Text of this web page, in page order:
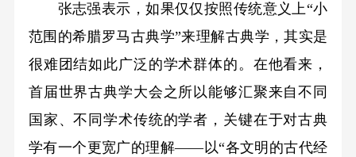
张志强表示，如果仅仅按照传统意义上“小
范围的希腊罗马古典学”来理解古典学，其实是
很难团结如此广泛的学术群体的。在他看来，
首届世界古典学大会之所以能够汇聚来自不同
国家、不同学术传统的学者，关键在于对古典
学有一个更宽广的理解——以“各文明的古代经